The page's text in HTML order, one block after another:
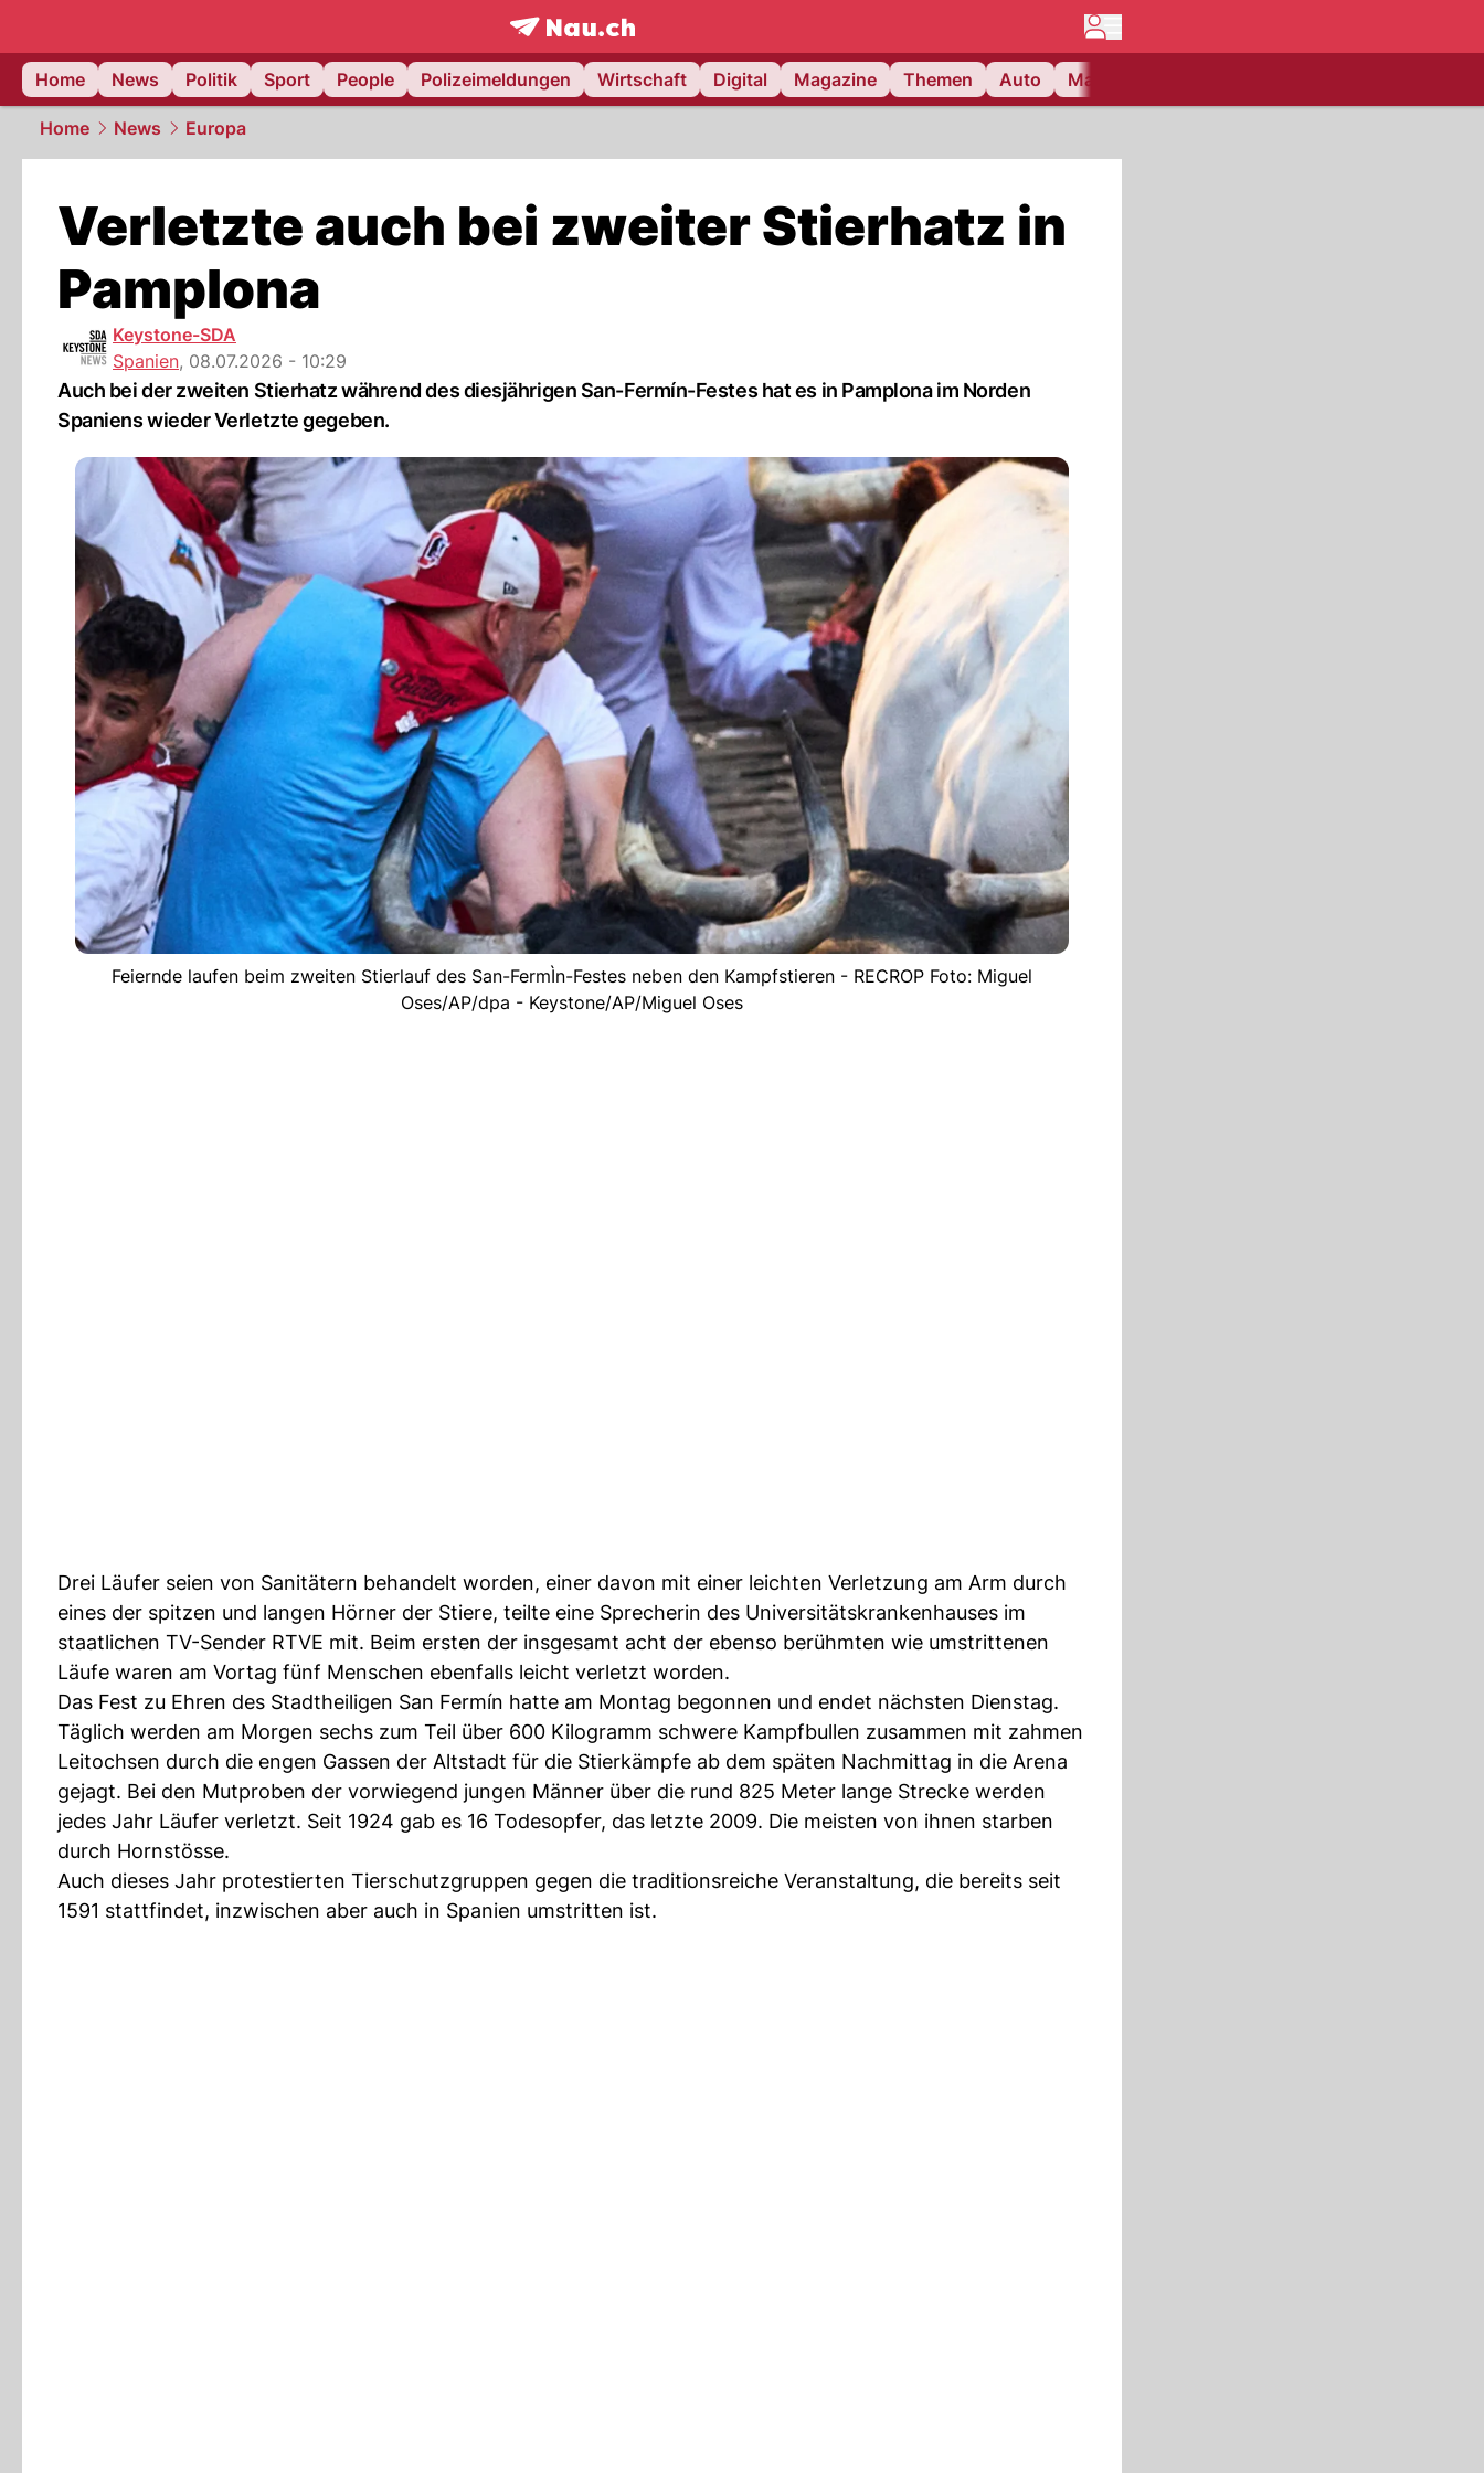
frontpage.NAU.ch
Home
News Politik Sport People Polizeimeldungen Wirtschaft Digital Magazine Themen Auto Matchcenter
Home News Europa
Verletzte auch bei zweiter Stierhatz in
Pamplona
Keystone-SDA
Spanien, 08.07.2026 - 10:29
Auch bei der zweiten Stierhatz während des diesjährigen San-Fermín-Festes hat es in Pamplona im Norden
Spaniens wieder Verletzte gegeben.
Feiernde laufen beim zweiten Stierlauf des San-FermÌn-Festes neben den Kampfstieren - RECROP Foto: Miguel
Oses/AP/dpa - Keystone/AP/Miguel Oses
Drei Läufer seien von Sanitätern behandelt worden, einer davon mit einer leichten Verletzung am Arm durch
eines der spitzen und langen Hörner der Stiere, teilte eine Sprecherin des Universitätskrankenhauses im
staatlichen TV-Sender RTVE mit. Beim ersten der insgesamt acht der ebenso berühmten wie umstrittenen
Läufe waren am Vortag fünf Menschen ebenfalls leicht verletzt worden.
Das Fest zu Ehren des Stadtheiligen San Fermín hatte am Montag begonnen und endet nächsten Dienstag.
Täglich werden am Morgen sechs zum Teil über 600 Kilogramm schwere Kampfbullen zusammen mit zahmen
Leitochsen durch die engen Gassen der Altstadt für die Stierkämpfe ab dem späten Nachmittag in die Arena
gejagt. Bei den Mutproben der vorwiegend jungen Männer über die rund 825 Meter lange Strecke werden
jedes Jahr Läufer verletzt. Seit 1924 gab es 16 Todesopfer, das letzte 2009. Die meisten von ihnen starben
durch Hornstösse.
Auch dieses Jahr protestierten Tierschutzgruppen gegen die traditionsreiche Veranstaltung, die bereits seit
1591 stattfindet, inzwischen aber auch in Spanien umstritten ist.